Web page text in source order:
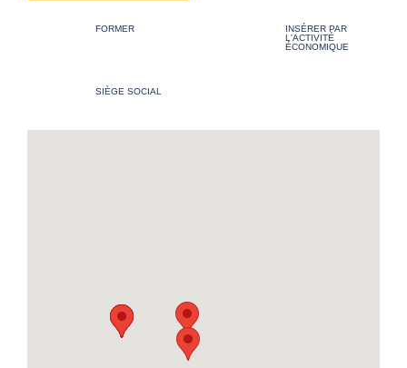
FORMER
INSÉRER PAR
L'ACTIVITÉ
ÉCONOMIQUE
SIÈGE SOCIAL